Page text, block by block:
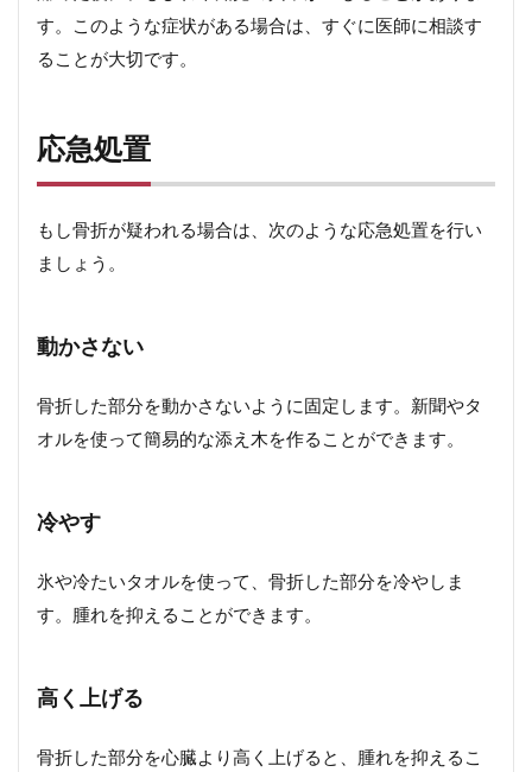
す。このような症状がある場合は、すぐに医師に相談す
ることが大切です。
応急処置
もし骨折が疑われる場合は、次のような応急処置を行い
ましょう。
動かさない
骨折した部分を動かさないように固定します。新聞やタ
オルを使って簡易的な添え木を作ることができます。
冷やす
氷や冷たいタオルを使って、骨折した部分を冷やしま
す。腫れを抑えることができます。
高く上げる
骨折した部分を心臓より高く上げると、腫れを抑えるこ